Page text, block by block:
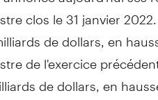
clos le 31 janvier
de dollars, en
de l'exercice
de dollars, en